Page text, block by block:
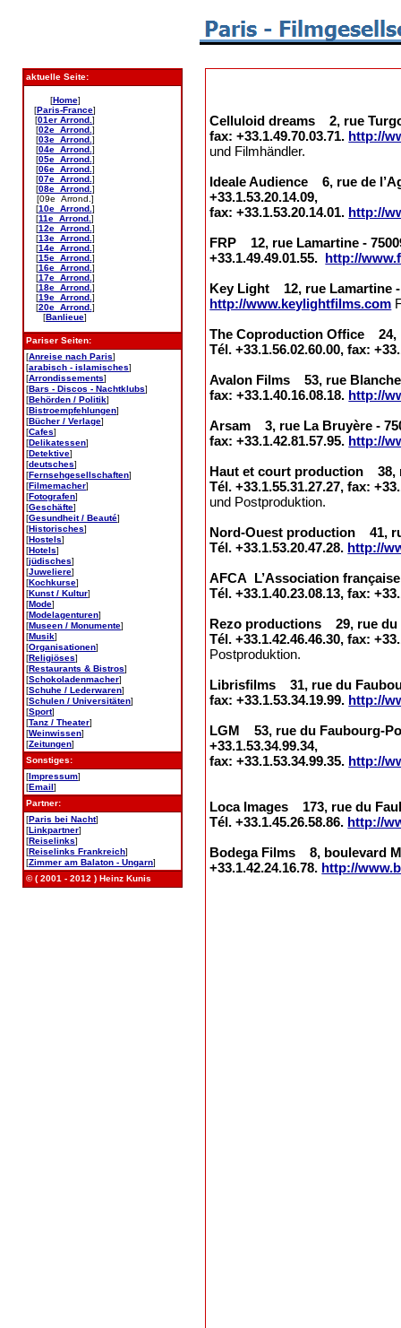
aktuelle Seite:
[Home]
[Paris-France]
[01er Arrond. ]
[02e Arrond. ]
[03e Arrond. ]
[04e Arrond. ]
[05e Arrond. ]
[06e Arrond. ]
[07e Arrond. ]
[08e Arrond. ]
[09e Arrond.]
[10e Arrond. ]
[11e Arrond. ]
[12e Arrond. ]
[13e Arrond. ]
[14e Arrond. ]
[15e Arrond. ]
[16e Arrond. ]
[17e Arrond. ]
[18e Arrond. ]
[19e Arrond. ]
[20e Arrond. ]
[Banlieue]
Pariser Seiten:
[Anreise nach Paris]
[arabisch - islamisches]
[Arrondissements]
[Bars - Discos - Nachtklubs]
[Behörden / Politik]
[Bistroempfehlungen]
[Bücher / Verlage]
[Cafes]
[Delikatessen]
[Detektive]
[deutsches]
[Fernsehgesellschaften]
[Filmemacher]
[Fotografen]
[Geschäfte]
[Gesundheit / Beauté]
[Historisches]
[Hostels]
[Hotels]
[jüdisches]
[Juweliere]
[Kochkurse]
[Kunst / Kultur]
[Mode]
[Modelagenturen]
[Museen / Monumente]
[Musik]
[Organisationen]
[Religiöses]
[Restaurants & Bistros]
[Schokoladenmacher]
[Schuhe / Lederwaren]
[Schulen / Universitäten]
[Sport]
[Tanz / Theater]
[Weinwissen]
[Zeitungen]
Sonstiges:
[Impressum]
[Email]
Partner:
[Paris bei Nacht]
[Linkpartner]
[Reiselinks]
[Reiselinks Frankreich]
[Zimmer am Balaton - Ungarn]
© ( 2001 - 2012 ) Heinz Kunis
Celluloid dreams 2, rue
fax: +33.1.49.70.03.71. http://
und Filmhändler.
Ideale Audience 6, rue de
+33.1.53.20.14.09,
fax: +33.1.53.20.14.01. http://
FRP 12, rue Lamartine -
+33.1.49.49.01.55. http://
Key Light 12, rue Lamartine -
http://www.keylightfilms.com
The Coproduction Office 24,
Tél. +33.1.56.02.60.00, fax:
Avalon Films 53, rue Blanche
fax: +33.1.40.16.08.18. http://
Arsam 3, rue La Bruyère -
fax: +33.1.42.81.57.95. http://
Haut et court production 38,
Tél. +33.1.55.31.27.27, fax:
und Postproduktion.
Nord-Ouest production 41,
Tél. +33.1.53.20.47.28. http://
AFCA L’Association
Tél. +33.1.40.23.08.13, fax:
Rezo productions 29, rue du
Tél. +33.1.42.46.46.30, fax:
Postproduktion.
Librisfilms 31, rue du
fax: +33.1.53.34.19.99. http://
LGM 53, rue du Faubourg-
+33.1.53.34.99.34,
fax: +33.1.53.34.99.35. http://
Loca Images 173, rue du
Tél. +33.1.45.26.58.86. http://
Bodega Films 8, boulevard
+33.1.42.24.16.78. http://